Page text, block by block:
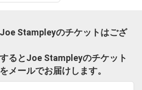
Stampleyのチケットはござ
るとJoe Stampleyのチケット
メールでお届けします。